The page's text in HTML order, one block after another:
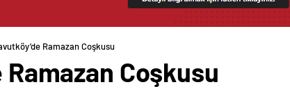
Ramazan Coşkusu
Coşkusu